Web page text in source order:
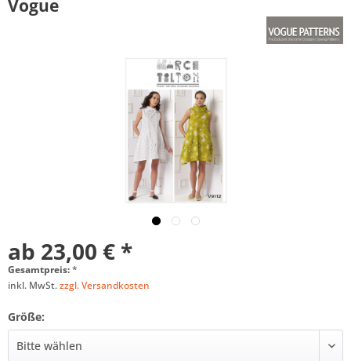
Vogue
ab 23,00 € *
Gesamtpreis:*
inkl. MwSt.zzgl. Versandkosten
Größe: